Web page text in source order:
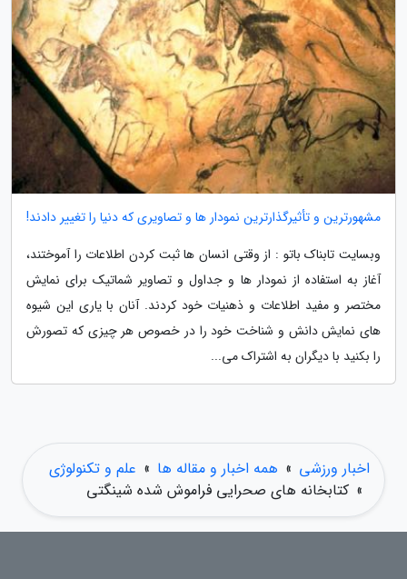
مشهورترین و تأثیرگذارترین نمودار ها و تصاویری که دنیا را تغییر دادند!
وبسایت تابناک باتو : از وقتی انسان ها ثبت کردن اطلاعات را آموختند،
آغاز به استفاده از نمودار ها و جداول و تصاویر شماتیک برای نمایش
مختصر و مفید اطلاعات و ذهنیات خود کردند. آنان با یاری این شیوه
های نمایش دانش و شناخت خود را در خصوص هر چیزی که تصورش
را بکنید با دیگران به اشتراک می...
اخبار ورزشی » همه اخبار و مقاله ها » علم و تکنولوژی
» کتابخانه های صحرایی فراموش شده شینگتی